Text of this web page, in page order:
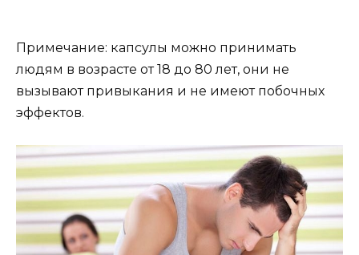
Примечание: капсулы можно принимать
людям в возрасте от 18 до 80 лет, они не
вызывают привыкания и не имеют побочных
эффектов.